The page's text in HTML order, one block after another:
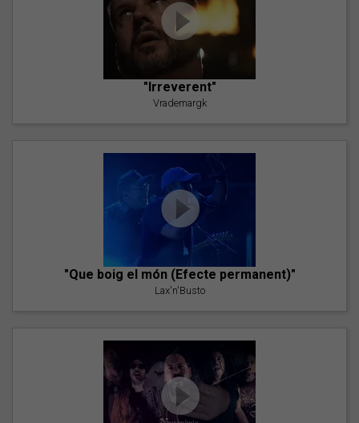
"Irreverent"
Vrademargk
"Que boig el món (Efecte permanent)"
Lax'n'Busto